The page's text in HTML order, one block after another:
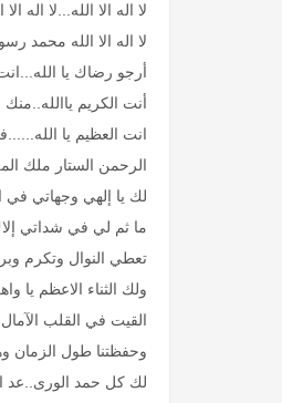
لا اله الا الله...لا اله الا
لا اله الا الله محمد
أرجو رضاك يا
أنت الكريم ياالله..منك
انت العظيم يا
الرحمن الستار ملك
لك يا إلهي وجهاتي في
ما ثم لي في شداتي
تعطي النوال وتكرم
ولك الثناء الاعظم يا
القيت في القلب
وحفظتنا طول الزمان
لك كل حمد الورى..عد